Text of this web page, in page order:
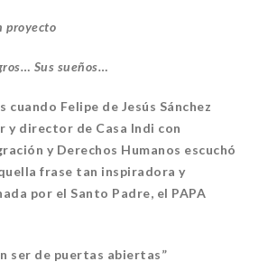
proyecto
Sus sueños…
cuando Felipe de Jesús Sánchez
y director de Casa Indi con
y Derechos Humanos escuchó
frase tan inspiradora y
por el Santo Padre, el PAPA
ser de puertas abiertas”